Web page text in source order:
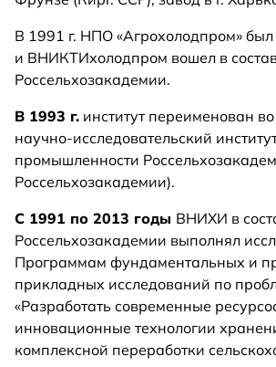
В 1991 г. НПО «Агрохолодпром»
и ВНИКТИхолодпром вошел в
Россельхозакадемии.
В 1993 г. институт переименован
научно-исследовательский
промышленности
Россельхозакадемии).
С 1991 по 2013 годы ВНИХИ в
Россельхозакадемии выполнял
Программам фундаментальных и
прикладных исследований по
«Разработать современные
инновационные технологии
комплексной переработки